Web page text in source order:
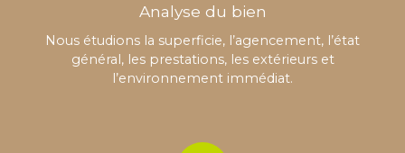
Analyse du bien
Nous étudions la superficie, l’agencement, l’état
général, les prestations, les extérieurs et
l’environnement immédiat.